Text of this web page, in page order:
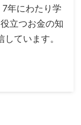
年にわたり学
立つお金の知
ています。